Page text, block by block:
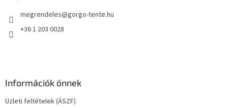
megrendeles@gorgo-tente.hu
+36 1 203 0028
Információk önnek
Üzleti feltételek (ÁSZF)